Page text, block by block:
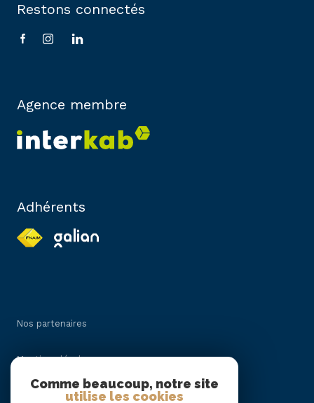
Restons connectés
Agence membre
Adhérents
Nos partenaires
Mentions légales
Comme beaucoup, notre site
utilise les cookies